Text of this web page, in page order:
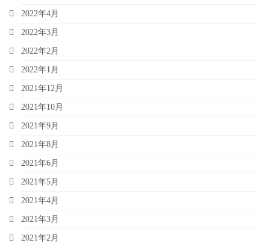
2022年4月
2022年3月
2022年2月
2022年1月
2021年12月
2021年10月
2021年9月
2021年8月
2021年6月
2021年5月
2021年4月
2021年3月
2021年2月